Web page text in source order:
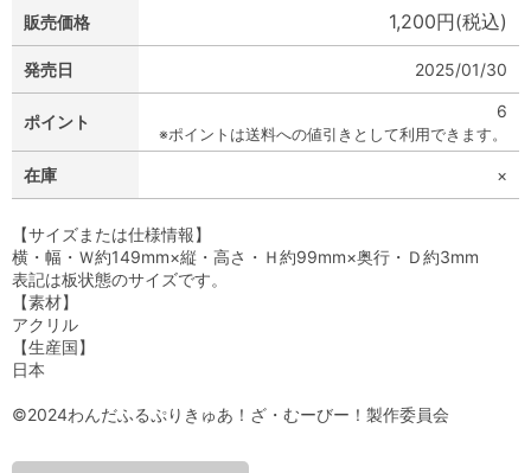
販売価格 1,200円(税込)
発売日 2025/01/30
ポイント
6
※ポイントは送料への値引きとして利用できます。
在庫 ×
【サイズまたは仕様情報】
横・幅・Ｗ約149mm×縦・高さ・Ｈ約99mm×奥行・Ｄ約3mm
表記は板状態のサイズです。
【素材】
アクリル
【生産国】
日本
©2024わんだふるぷりきゅあ！ざ・むーびー！製作委員会